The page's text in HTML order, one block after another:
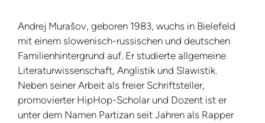
Andrej Murašov, geboren 1983, wuchs in Bielefeld
mit einem slowenisch-russischen und deutschen
Familienhintergrund auf. Er studierte allgemeine
Literaturwissenschaft, Anglistik und Slawistik.
Neben seiner Arbeit als freier Schriftsteller,
promovierter HipHop-Scholar und Dozent ist er
unter dem Namen Partizan seit Jahren als Rapper